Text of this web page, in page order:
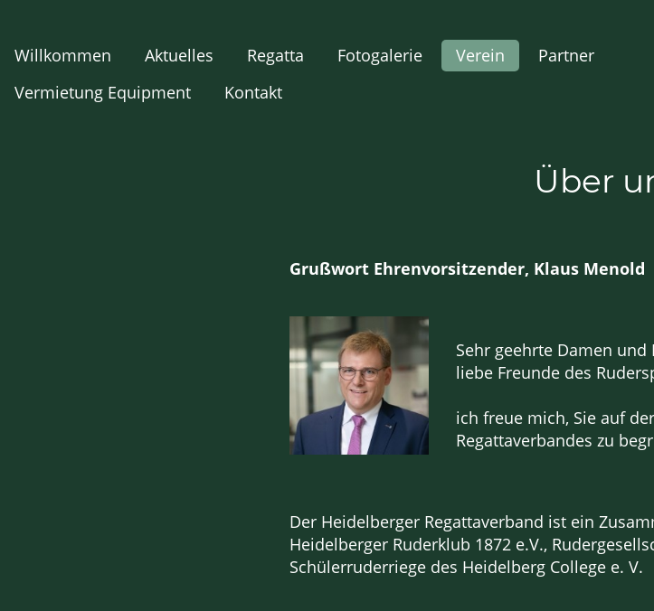
Willkommen Aktuelles Regatta Fotogalerie Verein
Partner
Vermietung Equipment
Kontakt
Über
Grußwort Ehrenvorsitzender, Klaus Menold
Sehr geehrte Damen und
liebe Freunde des
ich freue mich, Sie auf
Regattaverbandes zu
Der Heidelberger Regattaverband ist ein
Heidelberger Ruderklub 1872 e.V.,
Schülerruderriege des Heidelberg College e. V.